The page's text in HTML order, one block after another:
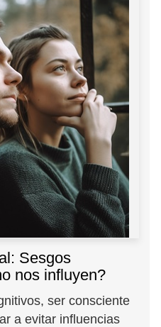
Sesgos
nos influyen?
ser consciente
a evitar influencias